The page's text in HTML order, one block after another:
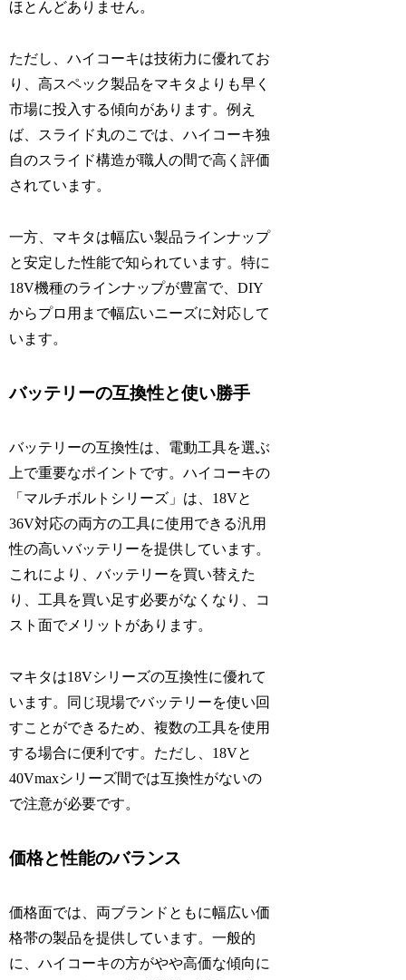
ほとんどありません。
ただし、ハイコーキは技術力に優れてお
り、高スペック製品をマキタよりも早く
市場に投入する傾向があります。例え
ば、スライド丸のこでは、ハイコーキ独
自のスライド構造が職人の間で高く評価
されています。
一方、マキタは幅広い製品ラインナップ
と安定した性能で知られています。特に
18V機種のラインナップが豊富で、DIY
からプロ用まで幅広いニーズに対応して
います。
バッテリーの互換性と使い勝手
バッテリーの互換性は、電動工具を選ぶ
上で重要なポイントです。ハイコーキの
「マルチボルトシリーズ」は、18Vと
36V対応の両方の工具に使用できる汎用
性の高いバッテリーを提供しています。
これにより、バッテリーを買い替えた
り、工具を買い足す必要がなくなり、コ
スト面でメリットがあります。
マキタは18Vシリーズの互換性に優れて
います。同じ現場でバッテリーを使い回
すことができるため、複数の工具を使用
する場合に便利です。ただし、18Vと
40Vmaxシリーズ間では互換性がないの
で注意が必要です。
価格と性能のバランス
価格面では、両ブランドともに幅広い価
格帯の製品を提供しています。一般的
に、ハイコーキの方がやや高価な傾向に